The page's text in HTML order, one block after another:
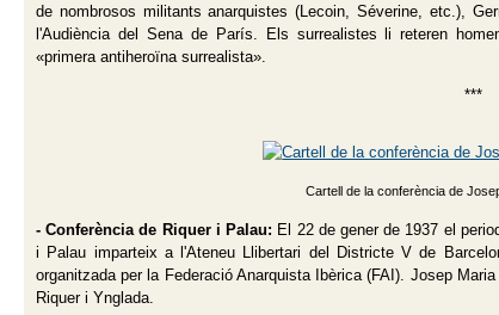
de nombrosos militants anarquistes (Lecoin, Séverine, etc.),
l'Audiència del Sena de París. Els surrealistes li reteren
«primera antiheroïna surrealista».
***
Cartell de la conferència de
- Conferència de Riquer i Palau: El 22 de gener de 1937 el
i Palau imparteix a l'Ateneu Llibertari del Districte V de
organitzada per la Federació Anarquista Ibèrica (FAI). Josep
Riquer i Ynglada.